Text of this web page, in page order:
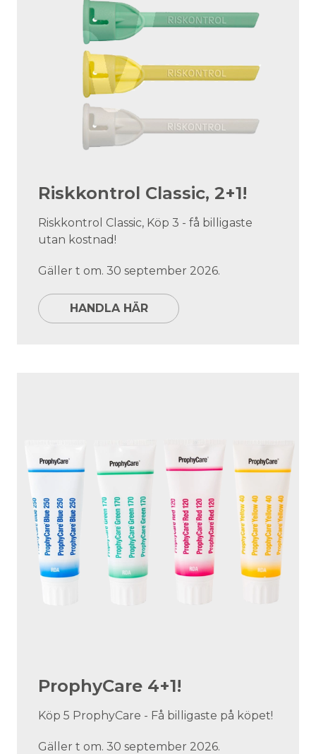
Riskkontrol Classic, 2+1!
Riskkontrol Classic, Köp 3 - få billigaste
utan kostnad!
Gäller t om. 30 september 2026.
HANDLA HÄR
ProphyCare 4+1!
Köp 5 ProphyCare - Få billigaste på köpet!
Gäller t om. 30 september 2026.